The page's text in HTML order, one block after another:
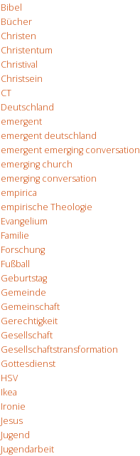
Bibel
Bücher
Christen
Christentum
Christival
Christsein
CT
Deutschland
emergent
emergent deutschland
emergent emerging conversation
emerging church
emerging conversation
empirica
empirische Theologie
Evangelium
Familie
Forschung
Fußball
Geburtstag
Gemeinde
Gemeinschaft
Gerechtigkeit
Gesellschaft
Gesellschaftstransformation
Gottesdienst
HSV
Ikea
Ironie
Jesus
Jugend
Jugendarbeit